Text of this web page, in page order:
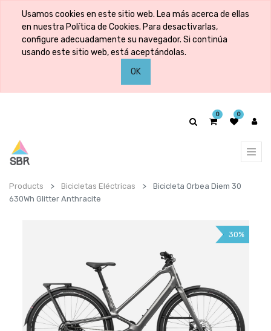
Usamos cookies en este sitio web. Lea más acerca de ellas
en nuestra Política de Cookies. Para desactivarlas,
configure adecuadamente su navegador. Si continúa
usando este sitio web, está aceptándolas.
OK
0 0
Products Bicicletas Eléctricas
Bicicleta Orbea Diem 30
630Wh Glitter Anthracite
30%